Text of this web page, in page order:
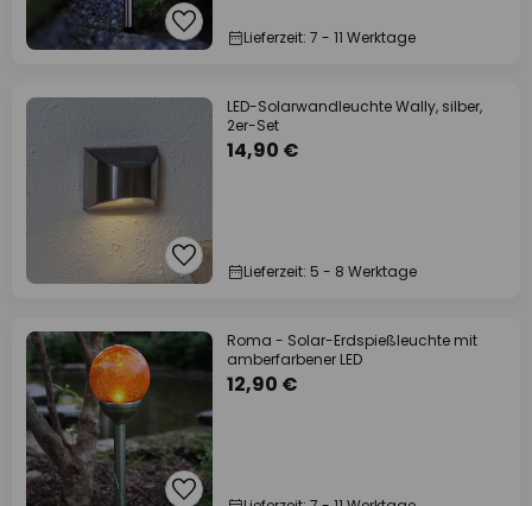
Lieferzeit: 7 - 11 Werktage
LED-Solarwandleuchte Wally, silber,
2er-Set
14,90 €
Lieferzeit: 5 - 8 Werktage
Roma - Solar-Erdspießleuchte mit
amberfarbener LED
12,90 €